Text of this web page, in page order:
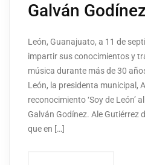
Galván
León, Guanajuato, a 11 de
impartir sus conocimientos y
música durante más de 30
León, la presidenta municipal,
reconocimiento ‘Soy de León’
Galván Godínez. Ale Gutiérrez
que en […]